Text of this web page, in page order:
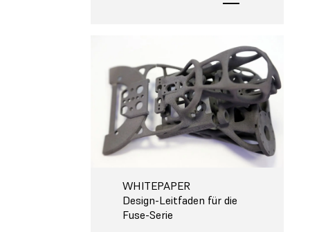
WHITEPAPER
Design-Leitfaden für die
Fuse-Serie